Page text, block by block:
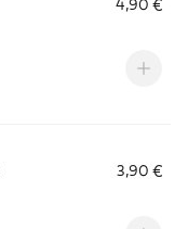
4,90 €
3,90 €